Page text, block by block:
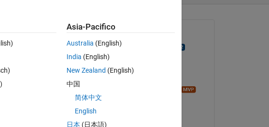
Online
Richiesto:
Rightia Rollmann
il 13 Ago 2017
Modificato:
il 31 Mar 2022
Asia-Pacifico
Australia (English)
India (English)
New Zealand (English)
中国
简体中文
English
日本 (日本語)